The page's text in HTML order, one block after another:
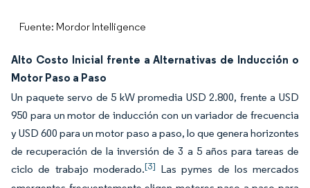
Fuente: Mordor Intelligence
Alto Costo Inicial frente a Alternativas de Inducción o
Motor Paso a Paso
Un paquete servo de 5 kW promedia USD 2.800, frente a USD
950 para un motor de inducción con un variador de frecuencia
y USD 600 para un motor paso a paso, lo que genera horizontes
de recuperación de la inversión de 3 a 5 años para tareas de
ciclo de trabajo moderado.[3] Las pymes de los mercados